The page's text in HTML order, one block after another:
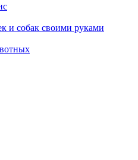
и собак своими руками